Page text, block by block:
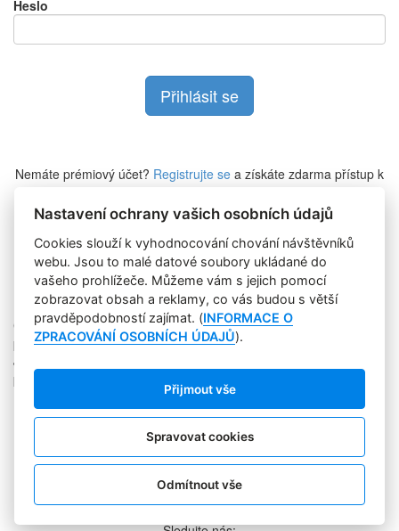
Heslo
Nemáte prémiový účet? Registrujte se a získáte zdarma přístup k
Zapomněli jste heslo?
Copyright © 2004-2020 Focus Agency, s.r.o. Plné znění licenčních
podmínek. ISSN 1803-957X
Jakékoliv publikování, přebírání nebo šíření obsahu je bez
písemného souhlasu Focus Agency, s.r.o. zakázáno.
RSS 1
Štítky
Zpracování osobních údajů
Kontakt
PR AGENTURA
COOKIES
Nastavení ochrany vašich osobních údajů
Cookies slouží k vyhodnocování chování návštěvníků
webu. Jsou to malé datové soubory ukládané do
vašeho prohlížeče. Můžeme vám s jejich pomocí
zobrazovat obsah a reklamy, co vás budou s větší
pravděpodobností zajímat. (INFORMACE O
ZPRACOVÁNÍ OSOBNÍCH ÚDAJŮ).
Přijmout vše
Spravovat cookies
Odmítnout vše